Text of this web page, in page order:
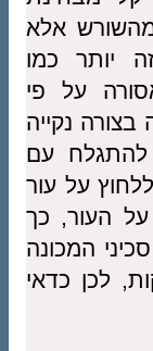
אלא
יותר כמו
על פי
נקייה
להתגלח עם
על עור
העור, כך
המכונה
לכן כדאי